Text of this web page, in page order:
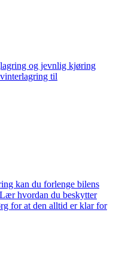
og jevnlig kjøring
til
kan du forlenge bilens
hvordan du beskytter
for at den alltid er klar for